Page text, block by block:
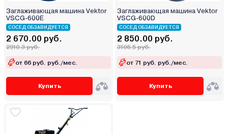
Заглаживающая машина Vektor
VSCG-600E
СОСЕД ОБЗАВИДУЕТСЯ
2 670.00 руб.
2910.3 руб.
от 66 руб. руб./мес.
Купить
Заглаживающая машина Vektor
VSCG-600D
СОСЕД ОБЗАВИДУЕТСЯ
2 850.00 руб.
3106.5 руб.
от 71 руб. руб./мес.
Купить